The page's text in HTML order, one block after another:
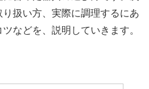
扱い方、実際に調理するにあ
などを、説明していきます。